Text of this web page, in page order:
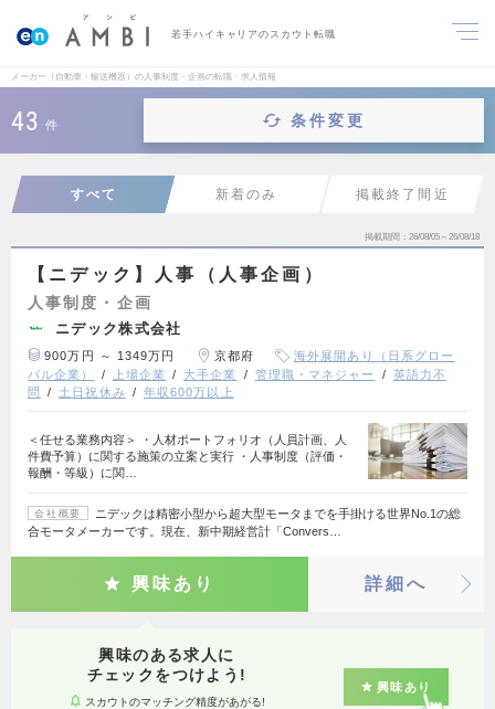
若手ハイキャリアのスカウト転職
メーカー（自動車・輸送機器）の人事制度・企画の転職・求人情報
43 件 条件変更
すべて 新着のみ 掲載終了間近
掲載期間 26/08/05～26/08/18
【ニデック】人事（人事企画）
人事制度・企画
ニデック株式会社
900万円 ～ 1349万円 京都府
海外展開あり（日系グロー
バル企業）
上場企業 大手企業 管理職・マネジャー
英語力不
問
土日祝休み 年収600万以上
＜任せる業務内容＞ ・人材ポートフォリオ（人員計画、人
件費予算）に関する施策の立案と実行 ・人事制度（評価・
報酬・等級）に関…
会社概要
ニデックは精密小型から超大型モータまでを手掛ける世界No.1の総
合モータメーカーです。現在、新中期経営計「Convers…
興味あり 詳細へ
興味のある求人に
チェックをつけよう!
スカウトのマッチング精度があがる!
興味あり